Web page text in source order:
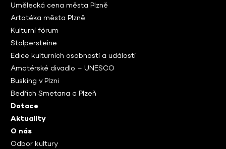
Umělecká cena města Plzně
Artotéka města Plzně
Kulturní fórum
Stolpersteine
Edice kulturních osobností a událostí
Amatérské divadlo – UNESCO
Busking v Plzni
Bedřich Smetana a Plzeň
Dotace
Aktuality
O nás
Odbor kultury